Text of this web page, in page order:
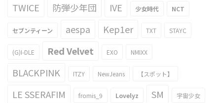
TWICE 防弾少年団 IVE 少女時代 NCT
セブンティーン aespa Kep1er TXT STAYC
(G)I-DLE Red Velvet EXO NMIXX
BLACKPINK ITZY NewJeans 【スポット】
LE SSERAFIM fromis_9 Lovelyz SM 宇宙少女